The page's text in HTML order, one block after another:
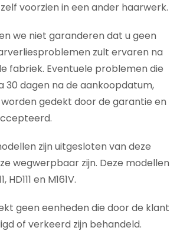
voorzien in een ander haarwerk.
we niet garanderen dat u geen
zult ervaren na
fabriek. Eventuele problemen die
30 dagen na de aankoopdatum,
gedekt door de garantie en
zijn uitgesloten van deze
wegwerpbaar zijn. Deze modellen
en M161V.
geen eenheden die door de klant
of verkeerd zijn behandeld.